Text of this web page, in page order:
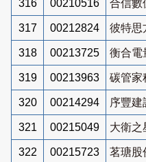
316 00210516 合信數
317 00212824 彼特思
318 00213725 衡合電
319 00213963 碳管家
320 00214294 序豐建
321 00215049 大衛之
322 00215723 茗瑭股